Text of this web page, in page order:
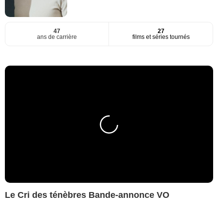
47
ans de carrière
27
films et séries tournés
Le Cri des ténèbres Bande-annonce VO